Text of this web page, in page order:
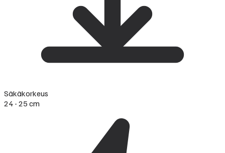
Säkäkorkeus
24 - 25 cm